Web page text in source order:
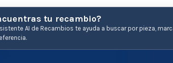
tu recambio?
AI de Recambios te ayuda a buscar por pieza,